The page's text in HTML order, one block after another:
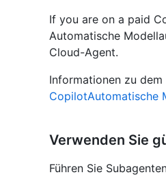
If you are on a paid
Automatische
Cloud-Agent.
Informationen zu
CopilotAutomatische
Verwenden Sie
Führen Sie